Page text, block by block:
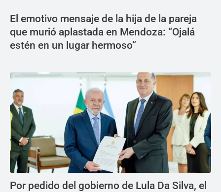
El emotivo mensaje de la hija de la pareja
que murió aplastada en Mendoza: “Ojalá
estén en un lugar hermoso”
Por pedido del gobierno de Lula Da Silva, el